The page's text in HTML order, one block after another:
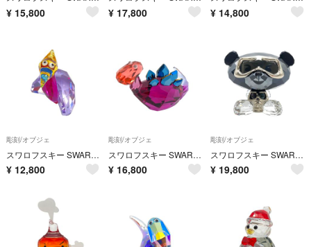
¥ 15,800 ¥ 17,800 ¥ 14,800
彫刻/オブジェ
スワロフスキー SWAROVSKI ラブロッツ Lovlots ピッパ Dinosaur Pippa オブジェ 置物 1143451 クリア インテリア プテラノドン 翼竜 恐竜【中古】
¥ 12,800
彫刻/オブジェ
スワロフスキー SWAROVSKI ラブロッツ Dinosaur - Stephanie ステゴサウルス オブジェ 置物 1143452 クリア インテリア【中古】
¥ 16,800
彫刻/オブジェ
スワロフスキー SWAROVSKI ラブロッツ ボーベア Bo Bear - Heavy Metal オブジェ 置物 1143383 クリア インテリア クマ【中古】
¥ 19,800